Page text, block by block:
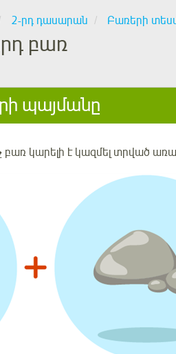
2-րդ դասարան Բառերի
բառ
պայմանը
բառ կարելի է կազմել տրված